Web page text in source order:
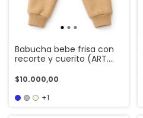
Babucha bebe frisa con
recorte y cuerito (ART.
$10.000,00
+1